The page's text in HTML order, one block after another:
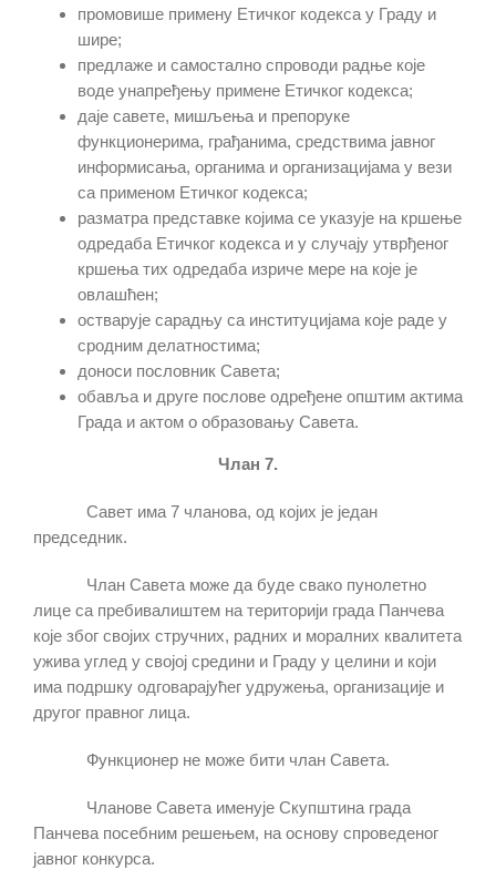
промовише примену Етичког кодекса у Граду и
шире;
предлаже и самостално спроводи радње које
воде унапређењу примене Етичког кодекса;
даје савете, мишљења и препоруке
функционерима, грађанима, средствима јавног
информисања, органима и организацијама у вези
са применом Етичког кодекса;
разматра представке којима се указује на кршење
одредаба Етичког кодекса и у случају утврђеног
кршења тих одредаба изриче мере на које је
овлашћен;
остварује сарадњу са институцијама које раде у
сродним делатностима;
доноси пословник Савета;
обавља и друге послове одређене општим актима
Града и актом о образовању Савета.
Члан 7.
Савет има 7 чланова, од којих је један
председник.
Члан Савета може да буде свако пунолетно
лице са пребивалиштем на територији града Панчева
које због својих стручних, радних и моралних квалитета
ужива углед у својој средини и Граду у целини и који
има подршку одговарајућег удружења, организације и
другог правног лица.
Функционер не може бити члан Савета.
Чланове Савета именује Скупштина града
Панчева посебним решењем, на основу спроведеног
јавног конкурса.